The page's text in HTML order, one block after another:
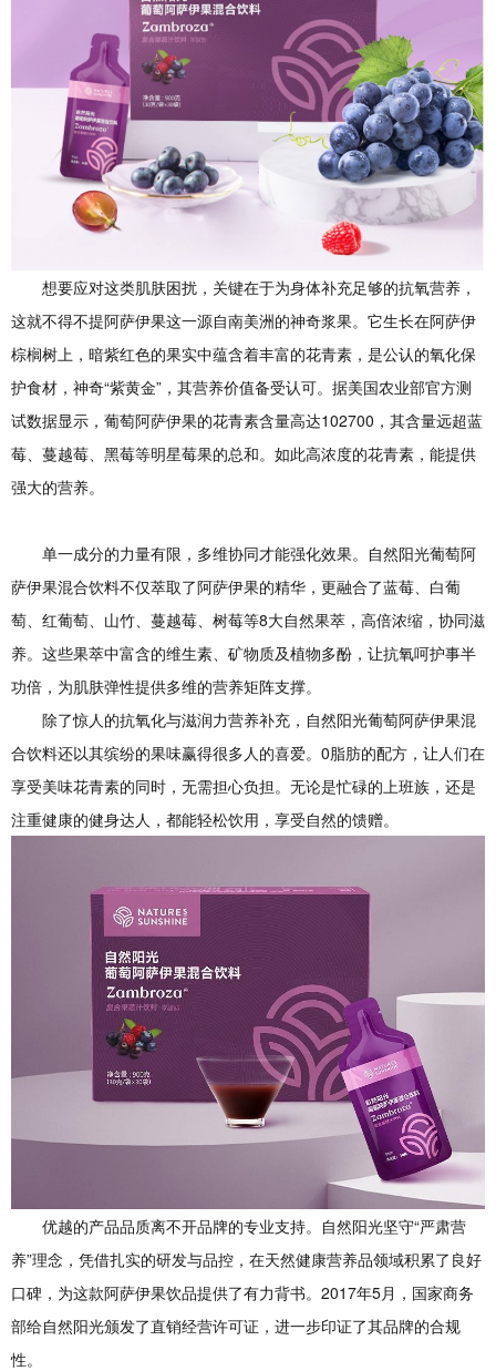
想要应对这类肌肤困扰，关键在于为身体补充足够的抗氧营养，
这就不得不提阿萨伊果这一源自南美洲的神奇浆果。它生长在阿萨伊
棕榈树上，暗紫红色的果实中蕴含着丰富的花青素，是公认的氧化保
护食材，神奇“紫黄金”，其营养价值备受认可。据美国农业部官方测
试数据显示，葡萄阿萨伊果的花青素含量高达102700，其含量远超蓝
莓、蔓越莓、黑莓等明星莓果的总和。如此高浓度的花青素，能提供
强大的营养。
单一成分的力量有限，多维协同才能强化效果。自然阳光葡萄阿
萨伊果混合饮料不仅萃取了阿萨伊果的精华，更融合了蓝莓、白葡
萄、红葡萄、山竹、蔓越莓、树莓等8大自然果萃，高倍浓缩，协同滋
养。这些果萃中富含的维生素、矿物质及植物多酚，让抗氧呵护事半
功倍，为肌肤弹性提供多维的营养矩阵支撑。
除了惊人的抗氧化与滋润力营养补充，自然阳光葡萄阿萨伊果混
合饮料还以其缤纷的果味赢得很多人的喜爱。0脂肪的配方，让人们在
享受美味花青素的同时，无需担心负担。无论是忙碌的上班族，还是
注重健康的健身达人，都能轻松饮用，享受自然的馈赠。
优越的产品品质离不开品牌的专业支持。自然阳光坚守“严肃营
养”理念，凭借扎实的研发与品控，在天然健康营养品领域积累了良好
口碑，为这款阿萨伊果饮品提供了有力背书。2017年5月，国家商务
部给自然阳光颁发了直销经营许可证，进一步印证了其品牌的合规
性。